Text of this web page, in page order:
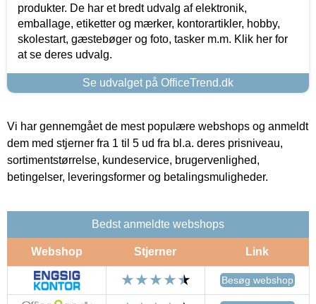
produkter. De har et bredt udvalg af elektronik,
emballage, etiketter og mærker, kontorartikler, hobby,
skolestart, gæstebøger og foto, tasker m.m. Klik her for
at se deres udvalg.
Se udvalget på OfficeTrend.dk
Vi har gennemgået de mest populære webshops og anmeldt
dem med stjerner fra 1 til 5 ud fra bl.a. deres prisniveau,
sortimentstørrelse, kundeservice, brugervenlighed,
betingelser, leveringsformer og betalingsmuligheder.
Bedst anmeldte webshops
Webshop Stjerner Link
Besøg webshop